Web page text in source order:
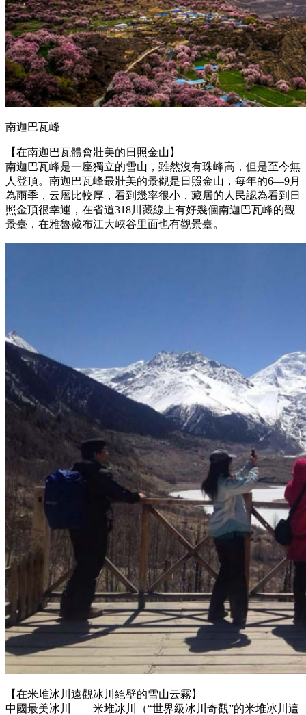
南迦巴瓦峰
【在南迦巴瓦體會壯美的日照金山】
南迦巴瓦峰是一座獨立的雪山，雖然沒有珠峰高，但是至今無
人登頂。南迦巴瓦峰最壯美的景觀是日照金山，每年的6—9月
為雨季，云層比較厚，看到幾率很小，藏居的人民認為看到日
照金頂很幸運，在省道318川藏線上有好幾個南迦巴瓦峰的觀
景臺，在雅魯藏布江大峽谷里面也有觀景臺。
【在米堆冰川遠觀冰川絕壁的雪山云霧】
中國最美冰川——米堆冰川（“世界級冰川奇觀”的米堆冰川這